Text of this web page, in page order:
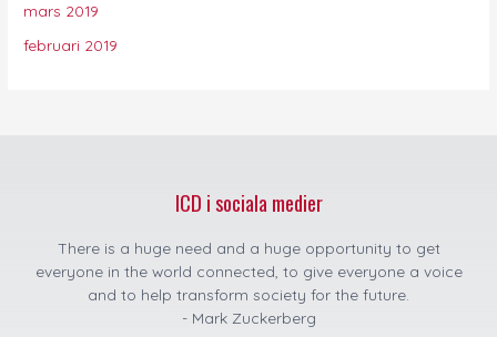
mars 2019
februari 2019
ICD i sociala medier
There is a huge need and a huge opportunity to get
everyone in the world connected, to give everyone a voice
and to help transform society for the future.
- Mark Zuckerberg